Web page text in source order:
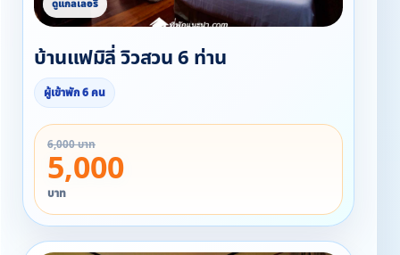
บ้านแฟมิลี่ วิวสวน 6 ท่าน
ผู้เข้าพัก 6 คน
6,000 บาท
5,000
บาท